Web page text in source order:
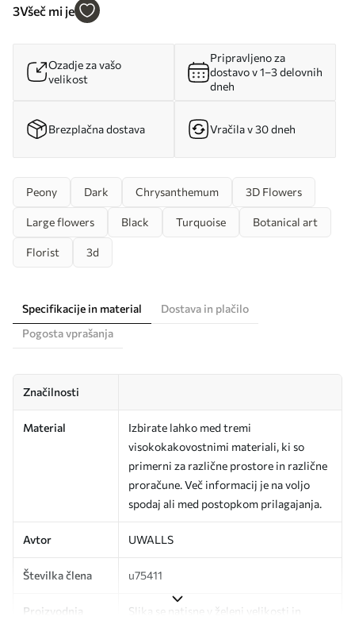
3Všeč mi je
Ozadje za vašo
velikost
Pripravljeno za
dostavo v 1–3 delovnih
dneh
Brezplačna dostava Vračila v 30 dneh
Peony Dark Chrysanthemum 3D Flowers
Large flowers Black Turquoise Botanical art
Florist 3d
Specifikacije in material
Dostava in plačilo
Pogosta vprašanja
Značilnosti
Material
Izbirate lahko med tremi
visokokakovostnimi materiali, ki so
primerni za različne prostore in različne
proračune. Več informacij je na voljo
spodaj ali med postopkom prilagajanja.
Avtor UWALLS
Številka člena u75411
Proizvodnja
Slika se natisne v želeni velikosti in